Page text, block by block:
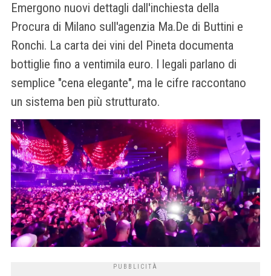
Emergono nuovi dettagli dall'inchiesta della
Procura di Milano sull'agenzia Ma.De di Buttini e
Ronchi. La carta dei vini del Pineta documenta
bottiglie fino a ventimila euro. I legali parlano di
semplice "cena elegante", ma le cifre raccontano
un sistema ben più strutturato.